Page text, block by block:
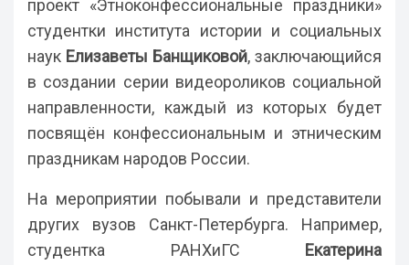
проект «Этноконфессиональные праздники»
студентки института истории и социальных
наук Елизаветы Банщиковой, заключающийся
в создании серии видеороликов социальной
направленности, каждый из которых будет
посвящён конфессиональным и этническим
праздникам народов России.
На мероприятии побывали и представители
других вузов Санкт-Петербурга. Например,
студентка РАНХиГС Екатерина